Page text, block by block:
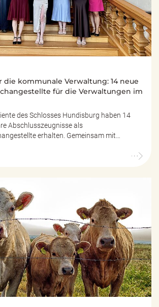
die kommunale Verwaltung: 14 neue
für die Verwaltungen im
des Schlosses Hundisburg haben 14
Abschlusszeugnisse als
erhalten. Gemeinsam mit…